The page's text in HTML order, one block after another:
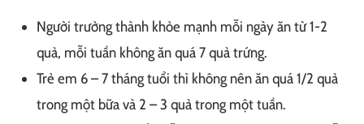
Người trưởng thành khỏe mạnh mỗi ngày ăn từ 1-2
quả, mỗi tuần không ăn quá 7 quả trứng.
Trẻ em 6 – 7 tháng tuổi thì không nên ăn quá 1/2 quả
trong một bữa và 2 – 3 quả trong một tuần.